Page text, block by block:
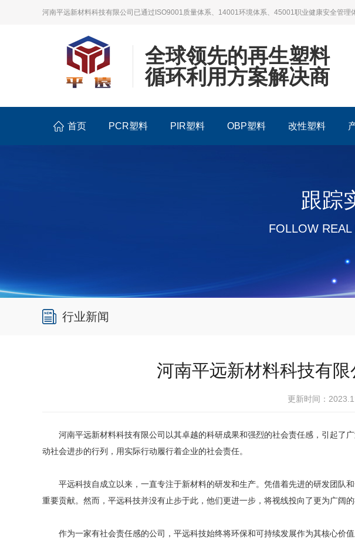
河南平远新材料科技有限公司已通过ISO9001质量体系、14001环境体系、45001职业健康安全管
全球领先的再生塑料
循环利用方案解决商
首页 PCR塑料 PIR塑料 OBP塑料 改性塑料
跟踪
FOLLOW
行业新闻
河南平远新材料科技有
更新时间：
河南平远新材料科技有限公司以其卓越的科研成果和强烈的社会责任感，引起了
动社会进步的行列，用实际行动履行着企业的社会责任。
平远科技自成立以来，一直专注于新材料的研发和生产。凭借着先进的研发团队
重要贡献。然而，平远科技并没有止步于此，他们更进一步，将视线投向了更为广阔的
作为一家有社会责任感的公司，平远科技始终将环保和可持续发展作为其核心价